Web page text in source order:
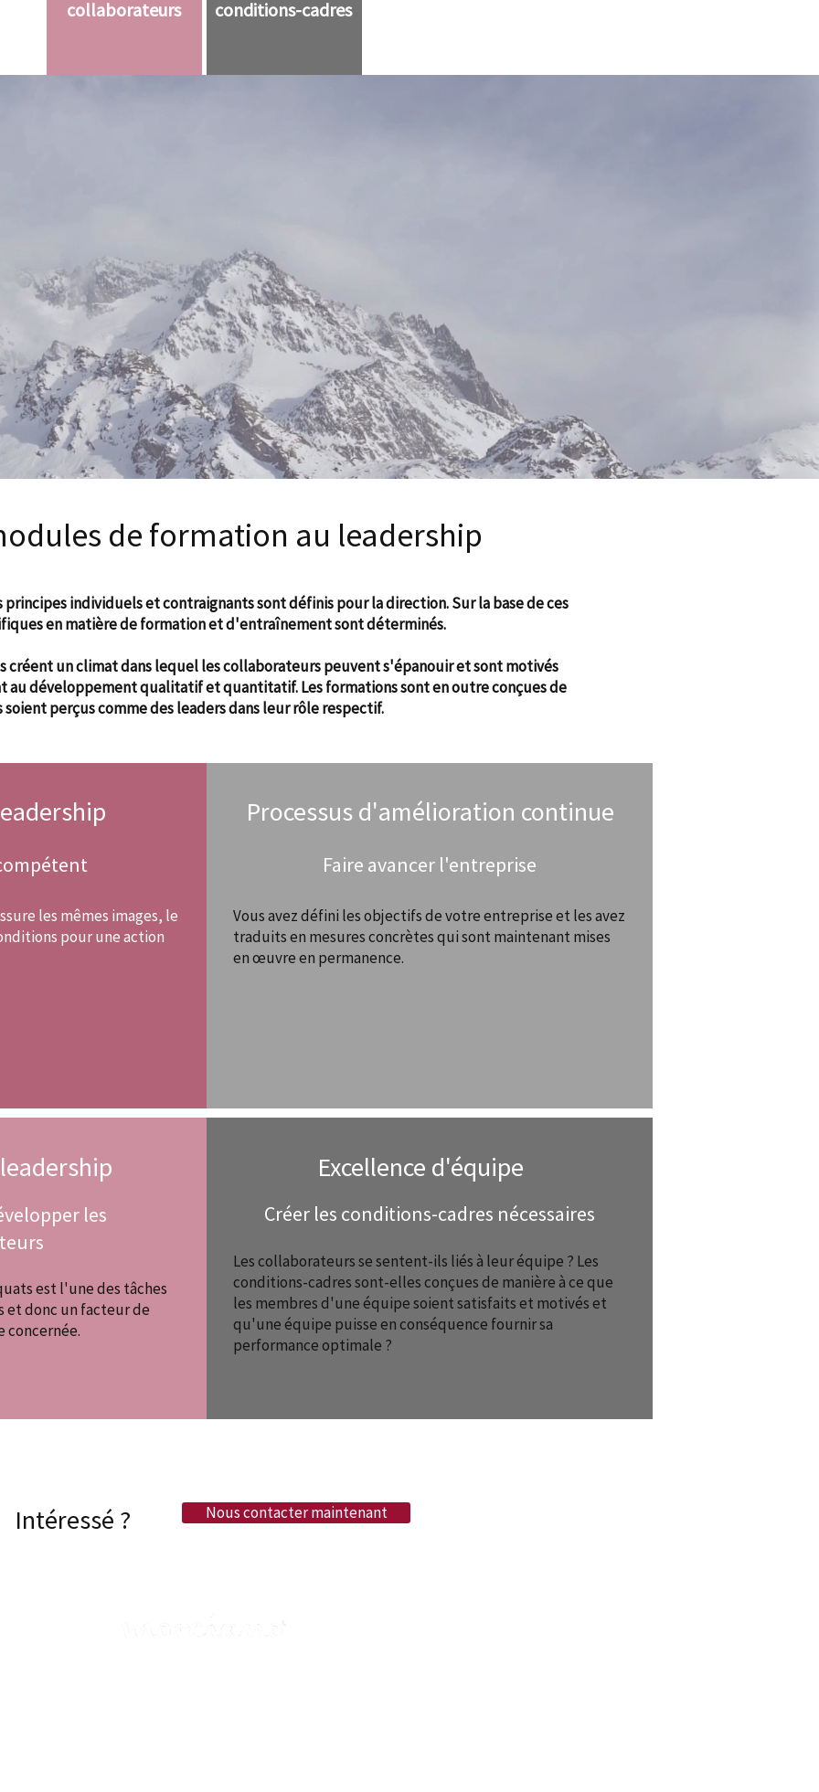
collaborateurs
conditions-cadres
de formation au leadership
individuels et contraignants sont définis pour la direction. Sur la base de ces
en matière de formation et d'entraînement sont déterminés.
créent un climat dans lequel les collaborateurs peuvent s'épanouir et sont motivés
au développement qualitatif et quantitatif. Les formations sont en outre conçues de
soient perçus comme des leaders dans leur rôle respectif.
les mêmes images, le
pour une action
Processus d'amélioration continue
Faire avancer l'entreprise
Vous avez défini les objectifs de votre entreprise et les avez
traduits en mesures concrètes qui sont maintenant mises
en œuvre en permanence.
les
est l'une des tâches
donc un facteur de
Excellence d'équipe
Créer les conditions-cadres nécessaires
Les collaborateurs se sentent-ils liés à leur équipe ? Les
conditions-cadres sont-elles conçues de manière à ce que
les membres d'une équipe soient satisfaits et motivés et
qu'une équipe puisse en conséquence fournir sa
performance optimale ?
Intéressé ? Nous contacter maintenant